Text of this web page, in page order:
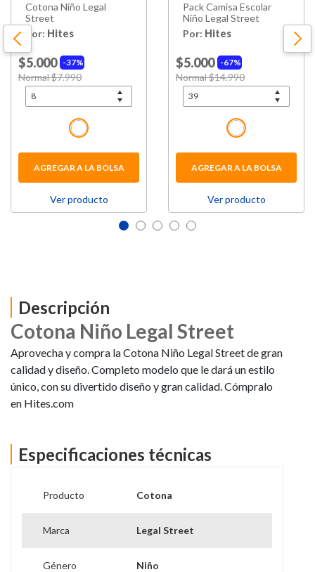
Cotona Niño Legal
Street
Por: Hites
37%
$5.000
Price reduced from
Normal $7.990
AGREGAR A LA BOLSA
Ver producto
Pack Camisa Escolar
Niño Legal Street
Por: Hites
67%
$5.000
Price reduced from
Normal $14.990
AGREGAR A LA BOLSA
Ver producto
Descripción
Cotona Niño Legal Street
Aprovecha y compra laCotona Niño Legal Streetde gran
calidad y diseño. Completo modelo que le dará un estilo
único, con su divertido diseño y gran calidad. Cómpralo
en Hites.com
Especificaciones técnicas
Producto Cotona
Marca Legal Street
Género Niño